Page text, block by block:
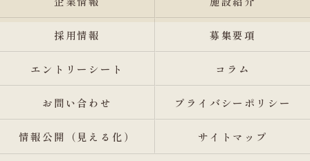
採用情報 募集要項
エントリーシート コラム
お問い合わせ プライバシーポリシー
情報公開（見える化） サイトマップ